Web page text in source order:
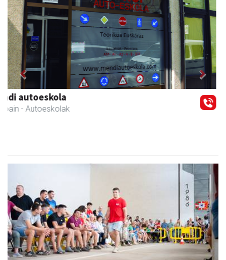
Arruti gozotegia
Andoain - Gozotegiak
Previous Next